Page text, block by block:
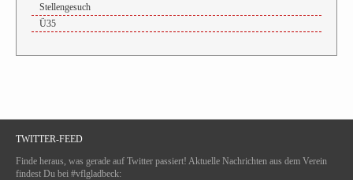
Stellengesuch
Ü35
TWITTER-FEED
Finde heraus, was gerade auf Twitter passiert! Aktuelle Nachrichten aus dem Verein
findest Du bei #vflgladbeck: